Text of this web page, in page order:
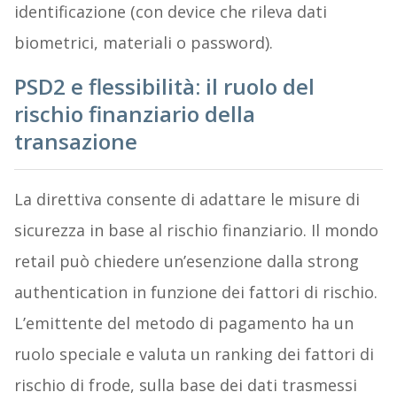
identificazione (con device che rileva dati
biometrici, materiali o password).
PSD2 e flessibilità: il ruolo del
rischio finanziario della
transazione
La direttiva consente di adattare le misure di
sicurezza in base al rischio finanziario. Il mondo
retail può chiedere un’esenzione dalla strong
authentication in funzione dei fattori di rischio.
L’emittente del metodo di pagamento ha un
ruolo speciale e valuta un ranking dei fattori di
rischio di frode, sulla base dei dati trasmessi